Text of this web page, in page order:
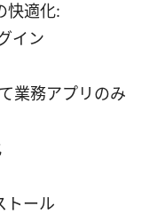
快適化:
イン
業務アプリのみ
トール